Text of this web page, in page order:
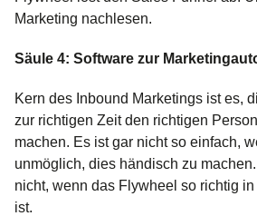
Marketing nachlesen.
Säule 4: Software zur
Kern des Inbound Marketings ist es,
zur richtigen Zeit den richtigen
machen. Es ist gar nicht so einfach,
unmöglich, dies händisch zu
nicht, wenn das Flywheel so richtig
ist.